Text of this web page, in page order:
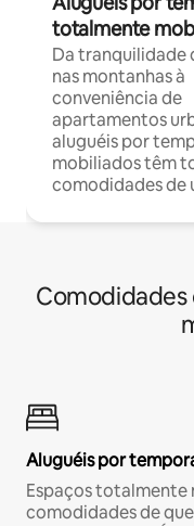
totalmente
Da tranquilidade
nas montanhas à
conveniência de
apartamentos
aluguéis por
mobiliados têm
comodidades de
Comodidades
Aluguéis por
Espaços totalmente
comodidades de